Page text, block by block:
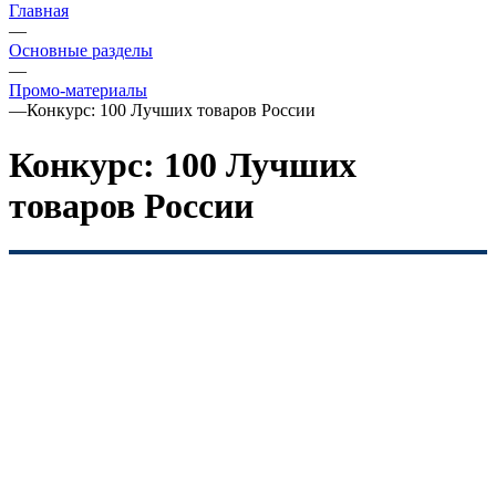
Главная
—
Основные разделы
—
Промо-материалы
—Конкурс: 100 Лучших товаров России
Конкурс: 100 Лучших
товаров России